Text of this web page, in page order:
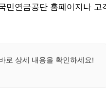
민연금공단 홈페이지나 고
로 상세 내용을 확인하세요!